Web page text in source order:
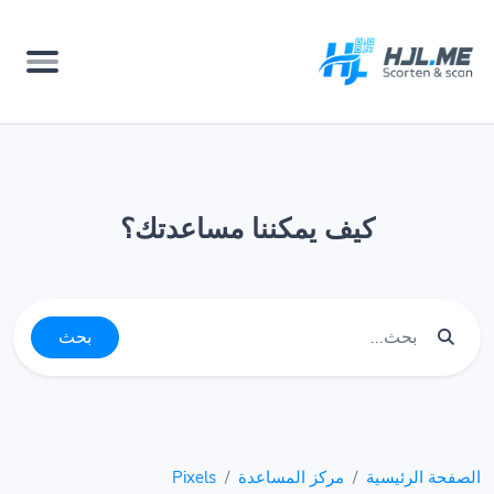
كيف يمكننا مساعدتك؟
بحث
الصفحة الرئيسية مركز المساعدة Pixels